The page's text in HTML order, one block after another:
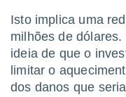
das
e
Isto implica uma
milhões de
ideia de que o
limitar o
dos danos que